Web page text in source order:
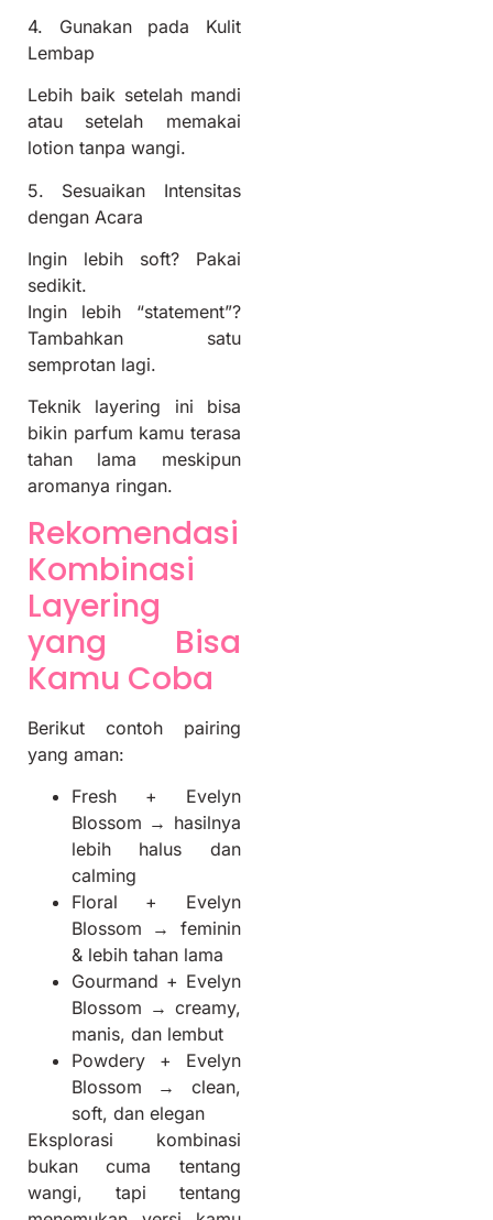
4. Gunakan pada Kulit
Lembap
Lebih baik setelah mandi
atau setelah memakai
lotion tanpa wangi.
5. Sesuaikan Intensitas
dengan Acara
Ingin lebih soft? Pakai
sedikit.
Ingin lebih “statement”?
Tambahkan satu
semprotan lagi.
Teknik layering ini bisa
bikin parfum kamu terasa
tahan lama meskipun
aromanya ringan.
Rekomendasi
Kombinasi
Layering
yang Bisa
Kamu Coba
Berikut contoh pairing
yang aman:
Fresh + Evelyn
Blossom → hasilnya
lebih halus dan
calming
Floral + Evelyn
Blossom → feminin
& lebih tahan lama
Gourmand + Evelyn
Blossom → creamy,
manis, dan lembut
Powdery + Evelyn
Blossom → clean,
soft, dan elegan
Eksplorasi kombinasi
bukan cuma tentang
wangi, tapi tentang